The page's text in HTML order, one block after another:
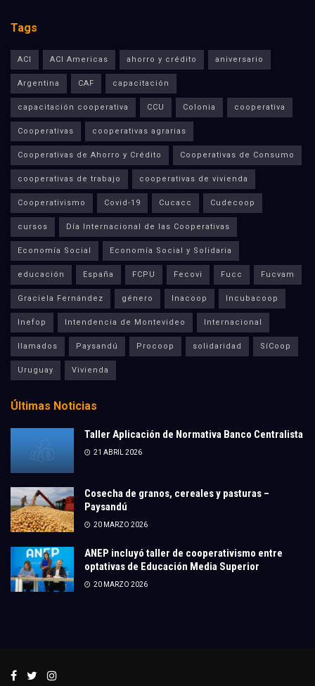
Tags
ACI ACI Americas ahorro y crédito aniversario
Argentina CAF capacitación
capacitación cooperativa CCU Colonia cooperativa
Cooperativas cooperativas agrarias
Cooperativas de Ahorro y Crédito Cooperativas de Consumo
cooperativas de trabajo cooperativas de vivienda
Cooperativismo Covid-19 Cucacc Cudecoop
cursos Día Internacional de las Cooperativas
Economía Social Economía Social y Solidaria
educación España FCPU Fecovi Fucc Fucvam
Graciela Fernández género Inacoop Incubacoop
Inefop Intendencia de Montevideo Internacional
llamados Paysandú Procoop solidaridad SíCoop
Uruguay Vivienda
Últimas Noticias
Taller Aplicación de Normativa Banco Centralista
21 ABRIL 2026
Cosecha de granos, cereales y pasturas –
Paysandú
20 MARZO 2026
ANEP incluyó taller de cooperativismo entre
optativas de Educación Media Superior
20 MARZO 2026